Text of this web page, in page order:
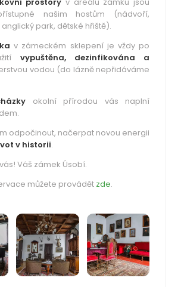
našim hostům (nádvoří,
park, dětské hřiště).
v zámeckém sklepení je vždy po
vypuštěna, dezinfikována a
vodou (do lázně nepřidáváme
okolní přírodou vás naplní
odpočinout, načerpat novou energii
v historii.
Váš zámek Úsobí.
můžete provádět zde.